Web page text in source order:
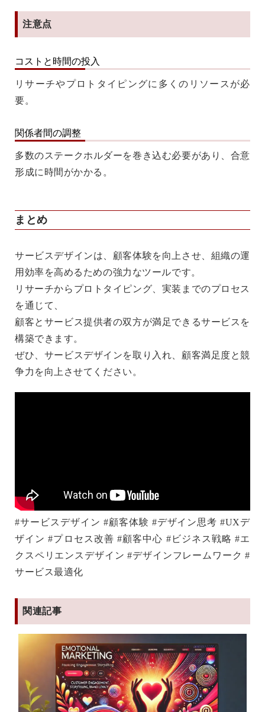
注意点
コストと時間の投入
リサーチやプロトタイピングに多くのリソースが必
要。
関係者間の調整
多数のステークホルダーを巻き込む必要があり、合意
形成に時間がかかる。
まとめ
サービスデザインは、顧客体験を向上させ、組織の運
用効率を高めるための強力なツールです。
リサーチからプロトタイピング、実装までのプロセス
を通じて、
顧客とサービス提供者の双方が満足できるサービスを
構築できます。
ぜひ、サービスデザインを取り入れ、顧客満足度と競
争力を向上させてください。
#サービスデザイン #顧客体験 #デザイン思考 #UXデ
ザイン #プロセス改善 #顧客中心 #ビジネス戦略 #エ
クスペリエンスデザイン #デザインフレームワーク #
サービス最適化
関連記事